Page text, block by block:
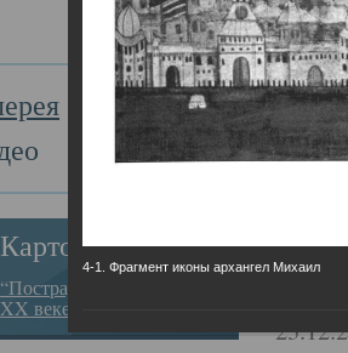
Картотека
“Пострадавшие за веру в
XX веке на Севере”
Главная
4-1. Фрагмент иконы архангел Михаил